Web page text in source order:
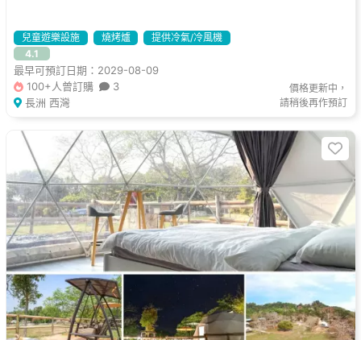
兒童遊樂設施 燒烤爐
提供冷氣/冷風機
4.1
最早可預訂日期：2029-08-09
100+人曾訂購
3
長洲 西灣
價格更新中，
請稍後再作預訂